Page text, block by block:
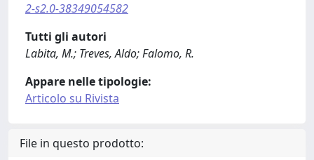
2-s2.0-38349054582
Tutti gli autori
Labita, M.; Treves, Aldo; Falomo, R.
Appare nelle tipologie:
Articolo su Rivista
File in questo prodotto: